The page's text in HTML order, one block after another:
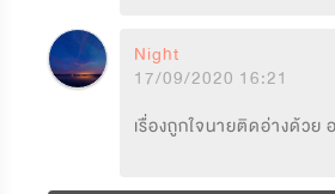
Night
17/09/2020 16:21
เรื่องถูกใจนายติดอ่างด้วย